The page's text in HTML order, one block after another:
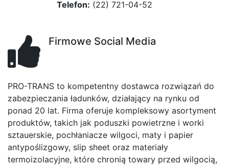
Telefon: (22) 721-04-52
Firmowe Social Media
PRO-TRANS to kompetentny dostawca rozwiązań do
zabezpieczania ładunków, działający na rynku od
ponad 20 lat. Firma oferuje kompleksowy asortyment
produktów, takich jak poduszki powietrzne i worki
sztauerskie, pochłaniacze wilgoci, maty i papier
antypoślizgowy, slip sheet oraz materiały
termoizolacyjne, które chronią towary przed wilgocią,